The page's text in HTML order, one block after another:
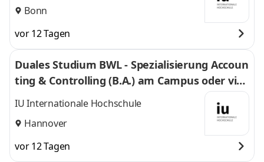
Bonn
vor 12 Tagen
Duales Studium BWL - Spezialisierung Accoun
ting & Controlling (B.A.) am Campus oder virt
uell
IU Internationale Hochschule
Hannover
vor 12 Tagen